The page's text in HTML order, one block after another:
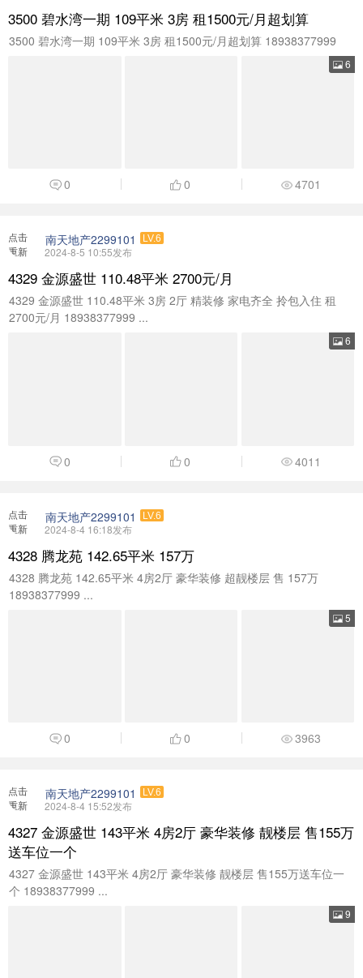
3500 碧水湾一期 109平米 3房 租1500元/月超划算
3500 碧水湾一期 109平米 3房 租1500元/月超划算 18938377999
6
0 0 4701
点击
重新
南天地产2299101 LV.6
2024-8-5 10:55发布
4329 金源盛世 110.48平米 2700元/月
4329 金源盛世 110.48平米 3房 2厅 精装修 家电齐全 拎包入住 租
2700元/月 18938377999 ...
6
0 0 4011
点击
重新
南天地产2299101 LV.6
2024-8-4 16:18发布
4328 腾龙苑 142.65平米 157万
4328 腾龙苑 142.65平米 4房2厅 豪华装修 超靓楼层 售 157万
18938377999 ...
5
0 0 3963
点击
重新
南天地产2299101 LV.6
2024-8-4 15:52发布
4327 金源盛世 143平米 4房2厅 豪华装修 靓楼层 售155万
送车位一个
4327 金源盛世 143平米 4房2厅 豪华装修 靓楼层 售155万送车位一
个 18938377999 ...
9